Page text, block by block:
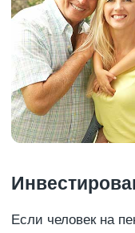
Если человек на